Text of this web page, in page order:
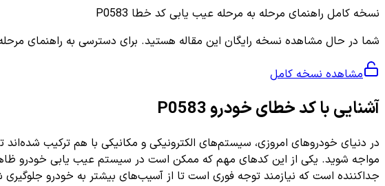
نسخه کامل راهنمای مرحله به مرحله عیب یابی کد خطا P0583
شما در حال مشاهده نسخه رایگان این مقاله هستید. برای دسترسی به راهنمای
مشاهده نسخه کامل
آشنایی با کد خطای خودرو P0583
در دنیای خودروهای امروزی، سیستم‌های الکترونیکی و مکانیکی با هم ترکیب
مواجه شوید. یکی از این کدهای مهم که ممکن است در سیستم عیب یابی خودرو
جداکننده است که نیازمند توجه فوری است تا از آسیب‌های بیشتر به خودرو جلوگیری